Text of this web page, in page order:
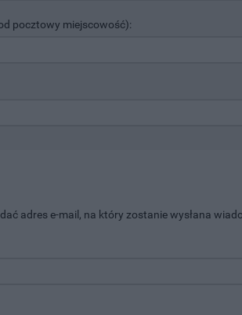
pocztowy miejscowość):
adres e-mail, na który zostanie wysłana